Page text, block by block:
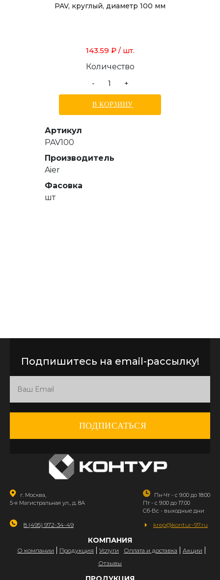
PAV, круглый, диаметр 100 мм
143.59 ₽ / шт.
Количество
-
+
В КОРЗИНУ
Артикул
PAV100
Производитель
Aier
Фасовка
шт
Подпишитесь на email-рассылку!
ПОДПИСАТЬСЯ
г. Москва,
5-я Магистральная ул., д. 8А
Пн-Чт - с 9:00 до 18:00
Пт - с 9:00 до 17:00
Сб-Вс - выходные дни
8 (495) 972-34-49 krep@kontur-97.ru
КОМПАНИЯ
О компании Продукция Услуги Оплата и доставка
Акции
Отзывы